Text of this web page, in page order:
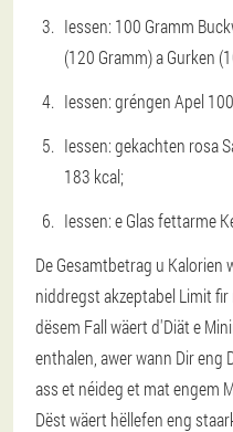
Iessen: 100 Gramm
(120 Gramm) a Gurken
Iessen: gréngen Apel
Iessen: gekachten rosa
183 kcal;
Iessen: e Glas fettarme
De Gesamtbetrag u Kalorien
niddregst akzeptabel Limit
dësem Fall wäert d'Diät e
enthalen, awer wann Dir eng
ass et néideg et mat engem
Dëst wäert hëllefen eng